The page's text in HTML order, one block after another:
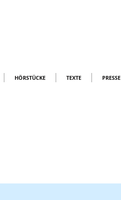
HÖRSTÜCKE TEXTE PRESSE